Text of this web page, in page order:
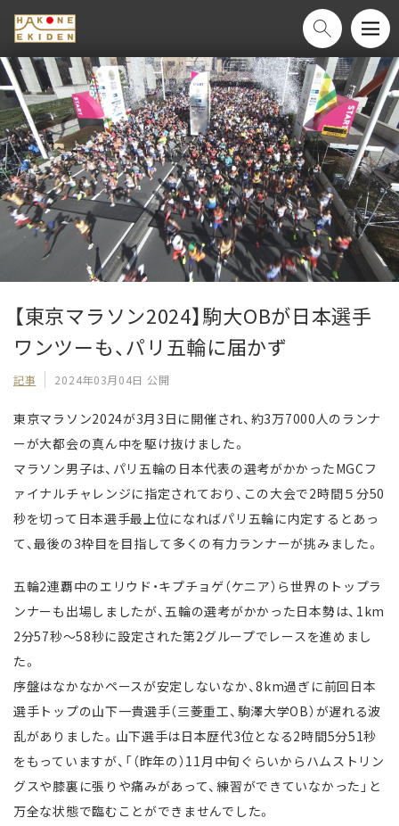
【東京マラソン2024】駒大OBが日本選手
ワンツーも、パリ五輪に届かず
記事 2024年03月04日 公開
東京マラソン2024が3月3日に開催され、約3万7000人のランナ
ーが大都会の真ん中を駆け抜けました。
マラソン男子は、パリ五輪の日本代表の選考がかかったMGCフ
ァイナルチャレンジに指定されており、この大会で2時間５分50
秒を切って日本選手最上位になればパリ五輪に内定するとあっ
て、最後の3枠目を目指して多くの有力ランナーが挑みました。
五輪2連覇中のエリウド・キプチョゲ（ケニア）ら世界のトップラ
ンナーも出場しましたが、五輪の選考がかかった日本勢は、1km
2分57秒〜58秒に設定された第2グループでレースを進めまし
た。
序盤はなかなかペースが安定しないなか、8km過ぎに前回日本
選手トップの山下一貴選手（三菱重工、駒澤大学OB）が遅れる波
乱がありました。山下選手は日本歴代3位となる2時間5分51秒
をもっていますが、「（昨年の）11月中旬ぐらいからハムストリン
グスや膝裏に張りや痛みがあって、練習ができていなかった」と
万全な状態で臨むことができませんでした。